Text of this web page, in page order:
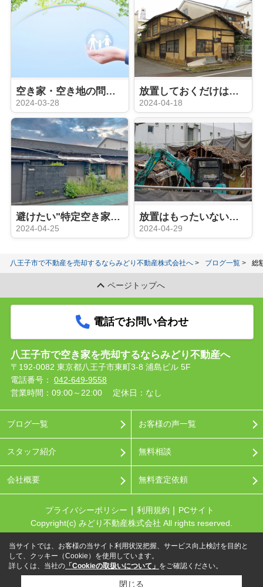
空き家・空き地の問題点：社会問題を解決する方法
2024-03-28
放置しておくだけは危険！空き家管理のコツ
2024-04-18
避けたい"特定空き家"指定：その基準とリスク
2024-04-25
放置はもったいない！空き家を資産に変える3つの手法
2024-04-29
八王子市で不動産を売却するならみどり不動産株式会社へ ブログ一覧 総
ページトップへ
電話でお問い合わせ
八王子市で空き家を売却するならみどり不動産へ
〒192-0082 東京都八王子市東町3-8 浦島ビル 5F
電話番号： 042-649-9558
営業時間：09:00～22:00
定休日：なし
ブログ一覧
スタッフ紹介
会社概要
お客様の声一覧
無料相談
無料査定依頼
プライバシーポリシー 利用規約
PCサイト
Copyright(c) みどり不動産株式会社 All rights reserved.
当サイトでは、お客様の当サイト利用状況把握、サービス向上検討を目的と
して、クッキー（Cookie）を使用しています。
詳しくは、当社の 「Cookieの取扱いについて」 をご確認ください。
閉じる